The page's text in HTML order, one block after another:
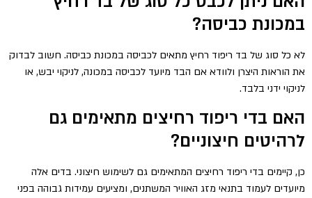
במכונת כביסה?
לא כל סוג של בד ריפוד רחיץ מתאים לכביסה במכונת כביסה. חשוב לבדוק
את הוראות היצרן ולוודא אם הבד מיועד לכביסה במכונה, לניקוי יבש, או
לניקוי ידני בלבד.
האם בדי ריפוד רחיצים מתאימים גם
לרהיטים חיצוניים?
כן, קיימים בדי ריפוד רחיצים המתאימים גם לשימוש חיצוני. בדים אלה
מיועדים לעמוד בתנאי מזג האוויר המשתנים, ומציעים עמידות גבוהה בפני